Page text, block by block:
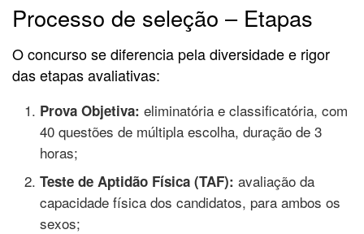
Processo de seleção – Etapas
O concurso se diferencia pela diversidade e rigor
das etapas avaliativas:
Prova Objetiva: eliminatória e classificatória, com
40 questões de múltipla escolha, duração de 3
horas;
Teste de Aptidão Física (TAF): avaliação da
capacidade física dos candidatos, para ambos os
sexos;